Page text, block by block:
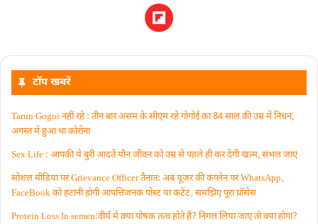
टॉप खबरें
Tarun Gogoi नहीं रहे : तीन बार असम के सीएम रहे गोगोई का 84 साल की उम्र में निधन,
अगस्त में हुआ था कोरोना
Sex Life : आपकी ये बुरी आदतें याैन जीवन को उम्र से पहले ही कर देंगी खत्म, संभल जाएं
सोशल मीडिया पर Grievance Officer तैनात: अब यूजर की कंप्लेन पर WhatsApp‚
FaceBook को हटानी होगी आपत्तिजनक पोस्ट या कंटेंट‚ समझिए पूरा प्रॉसेस
Protein Loss In semen:वीर्य में क्या पोषक तत्व होते हैं? निगल लिया जाए तो क्या होगा?